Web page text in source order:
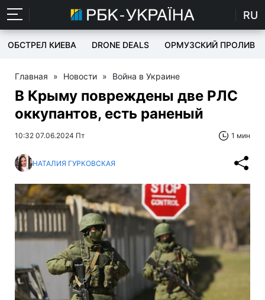
RU
ОБСТРЕЛ КИЕВА DRONE DEALS ОРМУЗСКИЙ ПРОЛИВ
Главная » Новости » Война в Украине
В Крыму повреждены две РЛС
оккупантов, есть раненый
10:32 07.06.2024 Пт 1 мин
НАТАЛИЯ ГУРКОВСКАЯ